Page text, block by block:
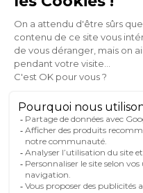
À PROPOS DE MILIBOO
AIDE & CONTACT